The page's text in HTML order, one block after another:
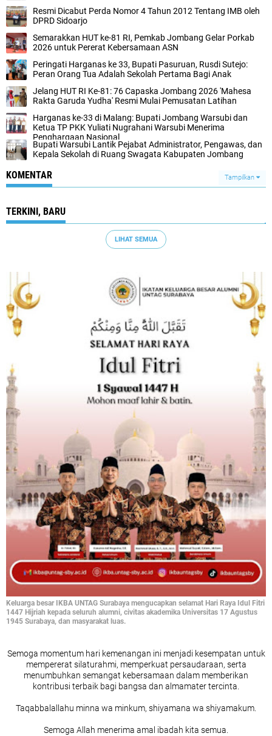
Resmi Dicabut Perda Nomor 4 Tahun 2012 Tentang IMB oleh
DPRD Sidoarjo
Semarakkan HUT ke-81 RI, Pemkab Jombang Gelar Porkab
2026 untuk Pererat Kebersamaan ASN
Peringati Harganas ke 33, Bupati Pasuruan, Rusdi Sutejo:
Peran Orang Tua Adalah Sekolah Pertama Bagi Anak
Jelang HUT RI Ke-81: 76 Capaska Jombang 2026 'Mahesa
Rakta Garuda Yudha' Resmi Mulai Pemusatan Latihan
Harganas ke-33 di Malang: Bupati Jombang Warsubi dan
Ketua TP PKK Yuliati Nugrahani Warsubi Menerima
Penghargaan Nasional
Bupati Warsubi Lantik Pejabat Administrator, Pengawas, dan
Kepala Sekolah di Ruang Swagata Kabupaten Jombang
KOMENTAR Tampilkan
TERKINI, BARU
LIHAT SEMUA
Keluarga besar IKBA UNTAG Surabaya mengucapkan selamat Hari Raya Idul Fitri
1447 Hijriah kepada seluruh alumni, civitas akademika Universitas 17 Agustus
1945 Surabaya, dan masyarakat luas.
Semoga momentum hari kemenangan ini menjadi kesempatan untuk
mempererat silaturahmi, memperkuat persaudaraan, serta
menumbuhkan semangat kebersamaan dalam memberikan
kontribusi terbaik bagi bangsa dan almamater tercinta.
Taqabbalallahu minna wa minkum, shiyamana wa shiyamakum.
Semoga Allah menerima amal ibadah kita semua.